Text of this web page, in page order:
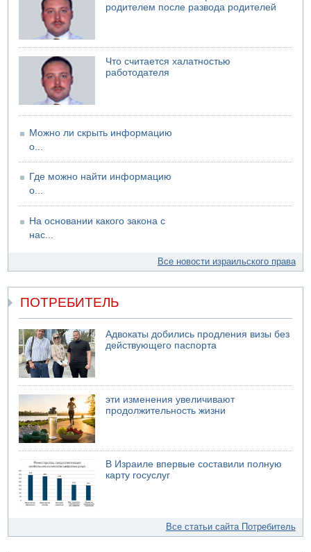
родителем после развода родителей
Что считается халатностью
работодателя
Можно ли скрыть информацию
о...
Где можно найти информацию
о...
На основании какого закона с
нас...
Все новости израильского права
ПОТРЕБИТЕЛЬ
Адвокаты добились продления визы без
действующего паспорта
эти изменения увеличивают
продолжительность жизни
В Израиле впервые составили полную
карту госуслуг
Все статьи сайта Потребитель